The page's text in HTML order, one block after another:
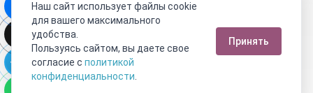
Договор-оферта
О нас
Наши магазины
Отзывы покупателей
Сертификаты
Статьи
Обратная связь
Видео о камнях СОУТ
Телеграм
Max
Наш сайт использует файлы cookie
для вашего максимального
удобства.
Пользуясь сайтом, вы даете свое
согласие с политикой
конфиденциальности
Принять